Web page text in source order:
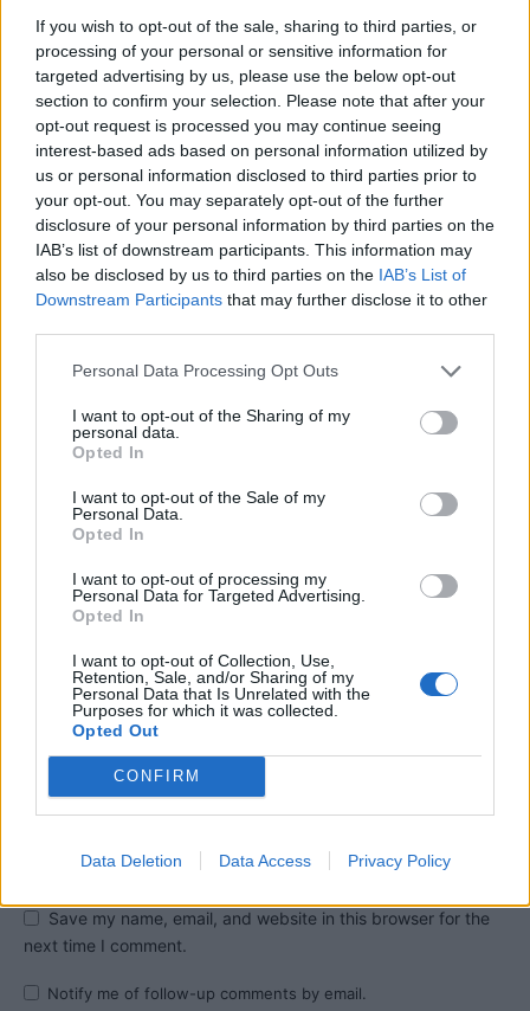
If you wish to opt-out of the sale, sharing to third parties, or
processing of your personal or sensitive information for
targeted advertising by us, please use the below opt-out
section to confirm your selection. Please note that after your
opt-out request is processed you may continue seeing
interest-based ads based on personal information utilized by
us or personal information disclosed to third parties prior to
your opt-out. You may separately opt-out of the further
disclosure of your personal information by third parties on the
IAB’s list of downstream participants. This information may
also be disclosed by us to third parties on the IAB’s List of
Downstream Participants that may further disclose it to other
Personal Data Processing Opt Outs
I want to opt-out of the Sharing of my
personal data.
Opted In
I want to opt-out of the Sale of my
Personal Data.
Opted In
I want to opt-out of processing my
Personal Data for Targeted Advertising.
Opted In
I want to opt-out of Collection, Use,
Retention, Sale, and/or Sharing of my
Personal Data that Is Unrelated with the
Purposes for which it was collected.
Opted Out
CONFIRM
Data Deletion Data Access Privacy Policy
Megbocsáthatatlan bűnök 3.rész
Megbocsáthatatlan bűnök 2.rész
Megbocsáthatatlan bűnök 1.rész
HOZZÁSZÓLOK A CIKKHEZ
Save my name, email, and website in this browser for the
next time I comment.
Notify me of follow-up comments by email.